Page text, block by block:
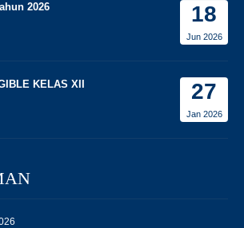
18
Jun 2026
2026
27
Jan 2026
KELAS XII